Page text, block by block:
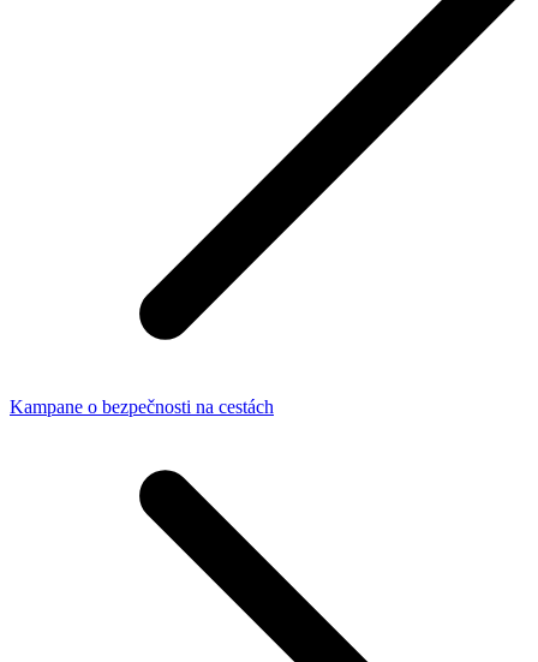
Kampane o bezpečnosti na cestách